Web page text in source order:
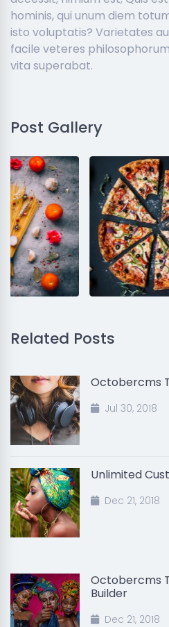
hominis, qui unum diem
isto voluptatis? Varietates
facile veteres
vita superabat.
Post Gallery
Related Posts
Octobercms
Jul 30, 2018
Unlimited
Dec 21, 2018
Octobercms
Builder
Dec 21, 2018